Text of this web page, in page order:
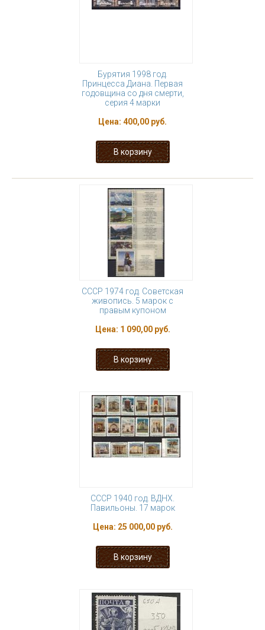
Бурятия 1998 год.
Принцесса Диана. Первая
годовщина со дня смерти,
серия 4 марки
Цена: 400,00 руб.
СССР 1974 год. Советская
живопись. 5 марок с
правым купоном
Цена: 1 090,00 руб.
СССР 1940 год. ВДНХ.
Павильоны. 17 марок
Цена: 25 000,00 руб.